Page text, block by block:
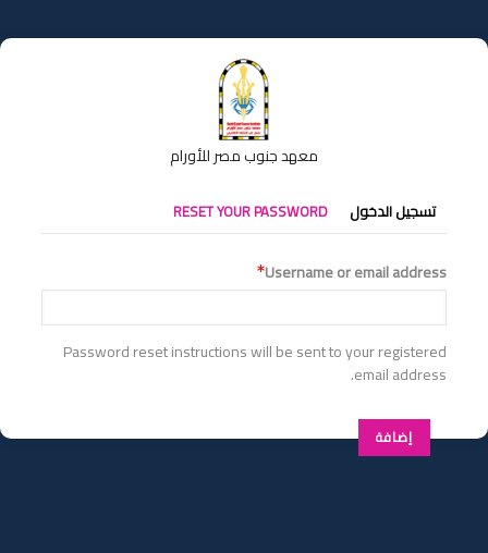
إلى
المحتوى
معهد جنوب مصر للأورام
التبويبات
الأساسية
تسجيل الدخول RESET YOUR PASSWORD
Username or email address
Password reset instructions will be sent to your registered
email address.